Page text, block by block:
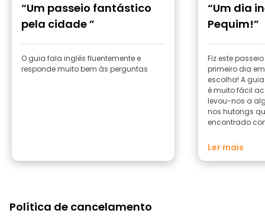
“Um passeio fantástico
pela cidade ”
O guia fala inglês fluentemente e
responde muito bem às perguntas
“Um dia
Pequim!”
Fiz este
primeiro dia
escolha! A
é muito fácil
levou-nos a
nos hutongs
encontrado
caligrafia —
escrever os
Ler mais
Política de cancelamento